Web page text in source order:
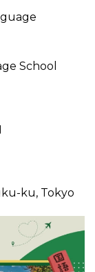
School
ku, Tokyo